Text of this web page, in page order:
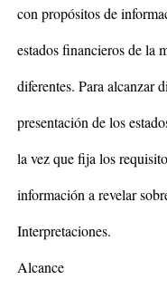
con propósitos de
estados financieros de la
diferentes. Para alcanzar
presentación de los
la vez que fija los
información a revelar
Interpretaciones.
Alcance